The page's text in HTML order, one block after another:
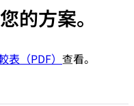
的方案。
表（PDF） 查看。